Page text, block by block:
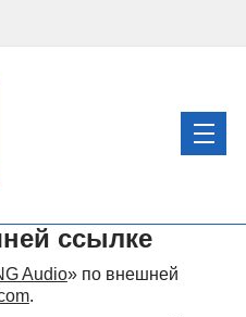
ссылке
Audio» по внешней
.